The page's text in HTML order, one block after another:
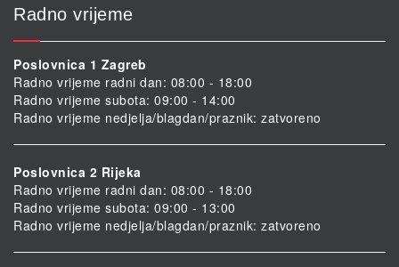
Radno vrijeme
Poslovnica 1 Zagreb
Radno vrijeme radni dan: 08:00 - 18:00
Radno vrijeme subota: 09:00 - 14:00
Radno vrijeme nedjelja/blagdan/praznik: zatvoreno
Poslovnica 2 Rijeka
Radno vrijeme radni dan: 08:00 - 18:00
Radno vrijeme subota: 09:00 - 13:00
Radno vrijeme nedjelja/blagdan/praznik: zatvoreno